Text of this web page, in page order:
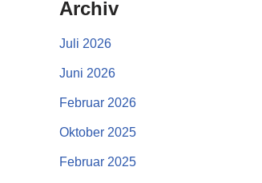
Archiv
Juli 2026
Juni 2026
Februar 2026
Oktober 2025
Februar 2025